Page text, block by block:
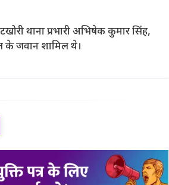
थाना प्रभारी अभिषेक कुमार सिंह,
के जवान शामिल थे।